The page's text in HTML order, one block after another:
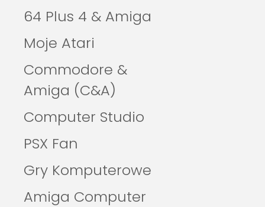
64 Plus 4 & Amiga
Moje Atari
Commodore &
Amiga (C&A)
Computer Studio
PSX Fan
Gry Komputerowe
Amiga Computer